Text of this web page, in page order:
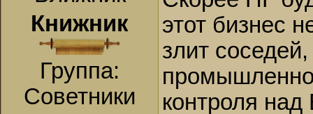
Книжник
Группа:
Советники
этот бизнес
злит
контроля над